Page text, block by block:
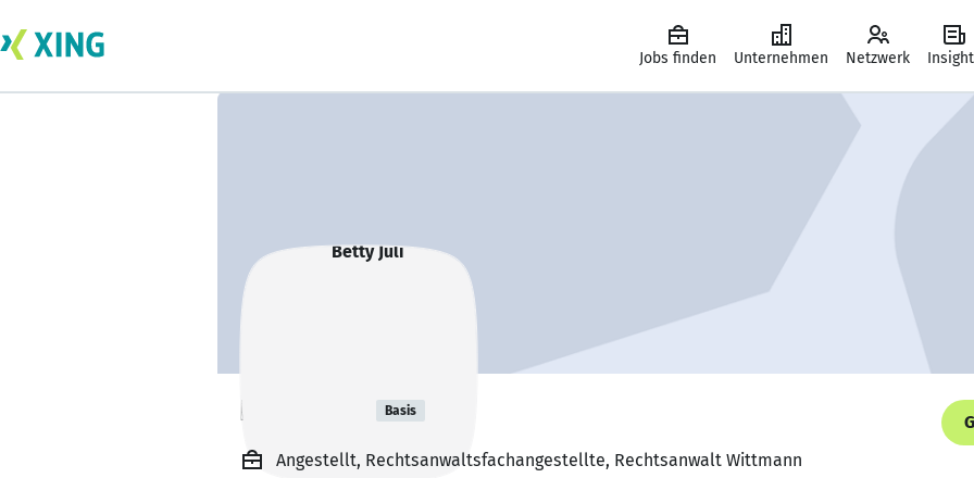
Jobs finden Unternehmen Netzwerk
Betty Juli Basis
Angestellt, Rechtsanwaltsfachangestellte, Rechtsanwalt Wittmann